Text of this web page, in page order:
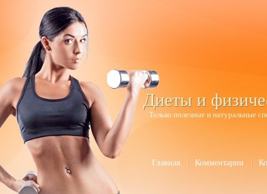
Диеты и
Только полезные и натуральные
Главная Комментарии